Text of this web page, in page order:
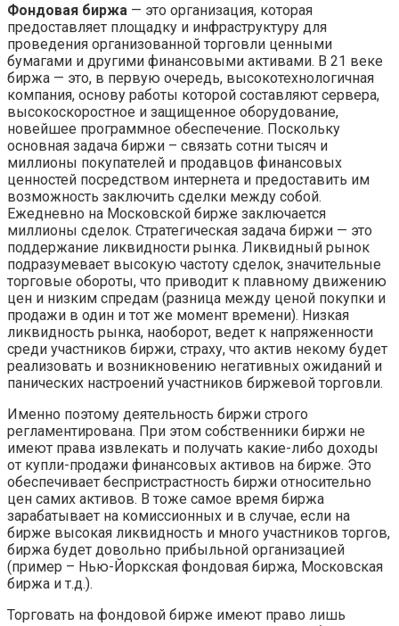
Фондовая биржа — это организация, которая
предоставляет площадку и инфраструктуру для
проведения организованной торговли ценными
бумагами и другими финансовыми активами. В 21 веке
биржа — это, в первую очередь, высокотехнологичная
компания, основу работы которой составляют сервера,
высокоскоростное и защищенное оборудование,
новейшее программное обеспечение. Поскольку
основная задача биржи – связать сотни тысяч и
миллионы покупателей и продавцов финансовых
ценностей посредством интернета и предоставить им
возможность заключить сделки между собой.
Ежедневно на Московской бирже заключается
миллионы сделок. Стратегическая задача биржи — это
поддержание ликвидности рынка. Ликвидный рынок
подразумевает высокую частоту сделок, значительные
торговые обороты, что приводит к плавному движению
цен и низким спредам (разница между ценой покупки и
продажи в один и тот же момент времени). Низкая
ликвидность рынка, наоборот, ведет к напряженности
среди участников биржи, страху, что актив некому будет
реализовать и возникновени­ю негативных ожиданий и
панических настроений участников биржевой торговли.
Именно поэтому деятельность биржи строго
регламентирована. При этом собственники бир­жи не
имеют права извлекать и получать какие-либо доходы
от купли-продажи финансовых активов на бирже. Это
обеспечивает беспристрастность биржи относительно
цен самих активов. В тоже самое время биржа
зарабатывает на комиссионных и в случае, если на
бирже высокая ликвидность и много участников торгов,
биржа будет довольно прибыльной организацией
(пример – Нью-Йоркская фондовая биржа, Московская
биржа и т.д.).
Торговать на фондовой бирже имеют право лишь